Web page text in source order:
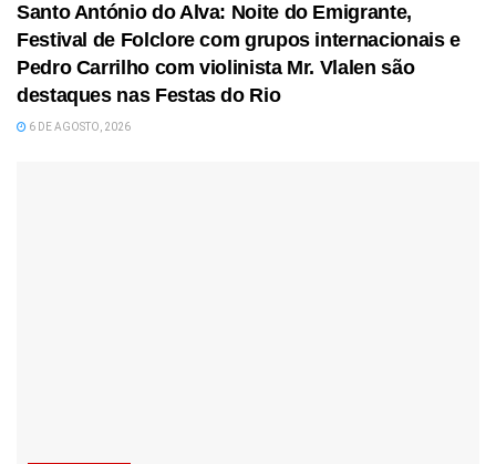
Santo António do Alva: Noite do Emigrante,
Festival de Folclore com grupos internacionais e
Pedro Carrilho com violinista Mr. Vlalen são
destaques nas Festas do Rio
6 DE AGOSTO, 2026